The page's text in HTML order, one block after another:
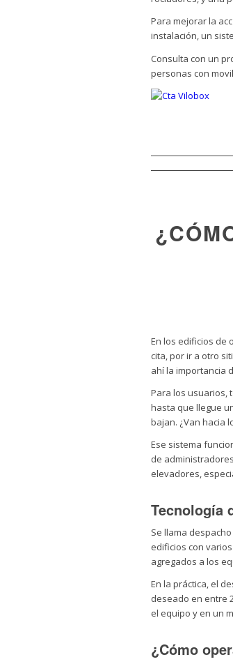
Para mejorar la
instalación, un
Consulta con un
personas con
En los edificios de
cita, por ir a otro
ahí la importancia
Para los usuarios,
hasta que llegue
bajan. ¿Van hacia
Ese sistema
de
elevadores,
Tecnología
Se llama
edificios con
agregados a los
En la práctica, el
deseado en entre
el equipo y en un
¿Cómo